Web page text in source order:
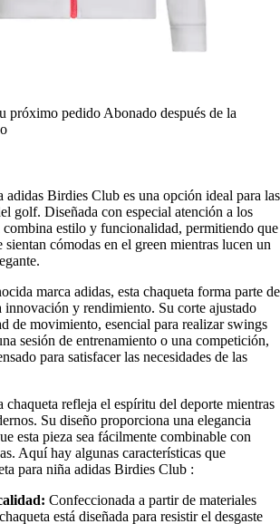
próximo pedido Abonado después de la
adidas Birdies Club es una opción ideal para las
golf. Diseñada con especial atención a los
combina estilo y funcionalidad, permitiendo que
sientan cómodas en el green mientras lucen un
marca adidas, esta chaqueta forma parte de
innovación y rendimiento. Su corte ajustado
de movimiento, esencial para realizar swings
sesión de entrenamiento o una competición,
para satisfacer las necesidades de las
chaqueta refleja el espíritu del deporte mientras
Su diseño proporciona una elegancia
esta pieza sea fácilmente combinable con
Aquí hay algunas características que
para niña adidas Birdies Club :
Confeccionada a partir de materiales
está diseñada para resistir el desgaste